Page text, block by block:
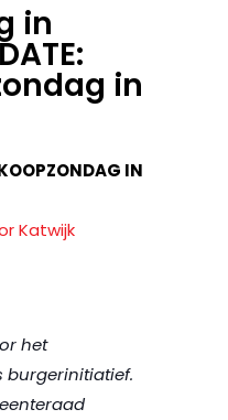
in
in
IN
Katwijk
het
burgerinitiatief.